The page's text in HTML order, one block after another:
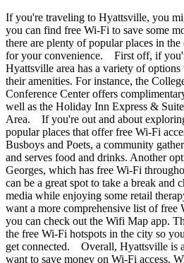
If you're traveling to Hyattsville, you
you can find free Wi-Fi to save some
there are plenty of popular places in
for your convenience. First off, if
Hyattsville area has a variety of
their amenities. For instance, the
Conference Center offers
well as the Holiday Inn Express &
Area. If you're out and about
popular places that offer free Wi-Fi
Busboys and Poets, a community
and serves food and drinks. Another
Georges, which has free Wi-Fi
can be a great spot to take a break and
media while enjoying some retail
want a more comprehensive list of
you can check out the Wifi Map app.
the free Wi-Fi hotspots in the city so
get connected. Overall, Hyattsville is
want to save money on Wi-Fi access.